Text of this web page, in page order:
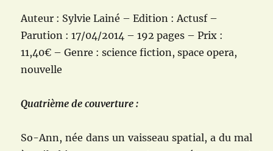
Auteur : Sylvie Lainé – Edition : Actusf –
Parution : 17/04/2014 – 192 pages – Prix :
11,40€ – Genre : science fiction, space opera,
nouvelle
Quatrième de couverture :
So-Ann, née dans un vaisseau spatial, a du mal